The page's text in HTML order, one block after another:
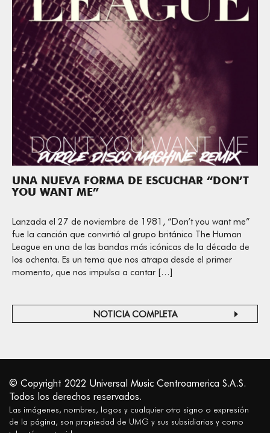
UNA NUEVA FORMA DE ESCUCHAR “DON’T
YOU WANT ME”
Lanzada el 27 de noviembre de 1981, “Don’t you want me”
fue la canción que convirtió al grupo británico The Human
League en una de las bandas más icónicas de la década de
los ochenta. Es un tema que nos atrapa desde el primer
momento, que nos impulsa a cantar […]
NOTICIA COMPLETA
© Copyright 2022 Universal Music Centroamerica S.A.S.
Todos los derechos reservados.
Las imágenes, nombres, logos y cualquier otro signo o expresión
de la página, son propiedad de UMG y sus subsidiarias y como